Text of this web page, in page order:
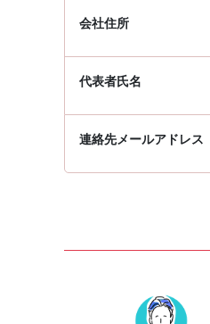
会社住所
代表者氏名
連絡先メールアドレス